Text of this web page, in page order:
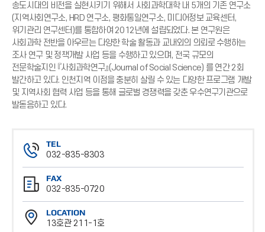
송도시대의 비전을 실현시키기 위해서 사회과학대학 내 5개의 기존 연구소
(지역사회연구소, HRD 연구소, 평화통일연구소, 미디어정보 교육센터,
위기관리 연구센터)를 통합하여 2012년에 설립되었다. 본 연구원은
사회과학 전반을 아우르는 다양한 학술 활동과 교내외의 의뢰로 수행하는
조사 연구 및 정책개발 사업 등을 수행하고 있으며, 전국 규모의
전문학술지인 『사회과학연구』(Journal of Social Science) 를 연간 2회
발간하고 있다. 인천지역 이점을 충분히 살릴 수 있는 다양한 프로그램 개발
및 지역사회 협력 사업 등을 통해 글로벌 경쟁력을 갖춘 우수연구기관으로
발돋음하고 있다.
TEL
032-835-8303
전
화
번
호
FAX
032-835-0720
팩
스
번
LOCATION
13호관 211-1호